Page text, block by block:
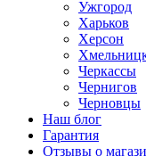
Ужгород
Харьков
Херсон
Черкассы
Чернигов
Черновцы
Наш блог
Гарантия
Отзывы о